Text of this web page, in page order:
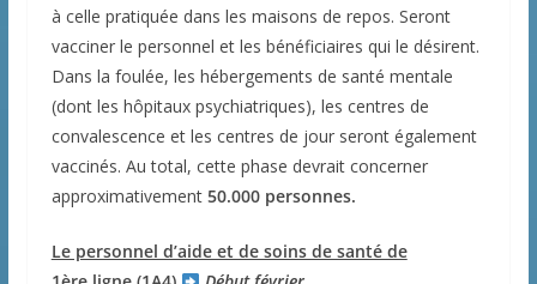
à celle pratiquée dans les maisons de repos. Seront
vacciner le personnel et les bénéficiaires qui le désirent.
Dans la foulée, les hébergements de santé mentale
(dont les hôpitaux psychiatriques), les centres de
convalescence et les centres de jour seront également
vaccinés. Au total, cette phase devrait concerner
approximativement 50.000 personnes.
Le personnel d’aide et de soins de santé de